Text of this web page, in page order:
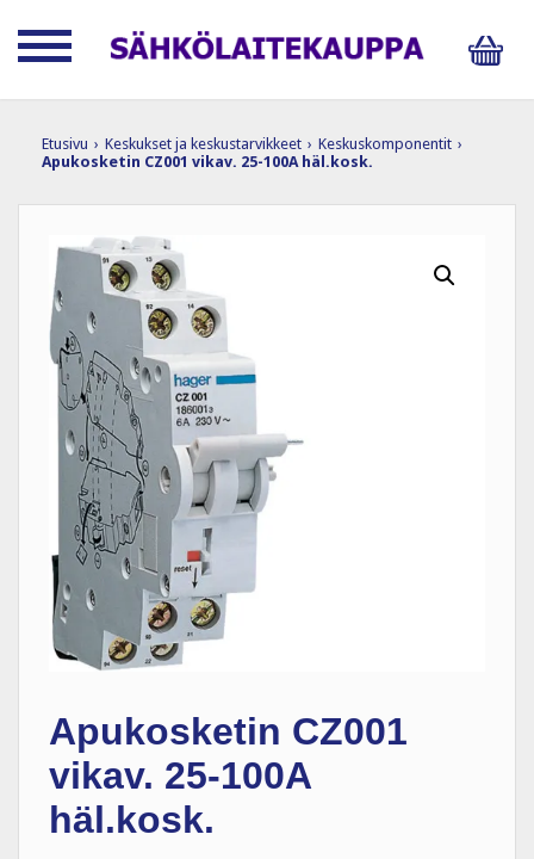
Etusivu › Keskukset ja keskustarvikkeet › Keskuskomponentit ›
Apukosketin CZ001 vikav. 25-100A häl.kosk.
Apukosketin CZ001
vikav. 25-100A
häl.kosk.